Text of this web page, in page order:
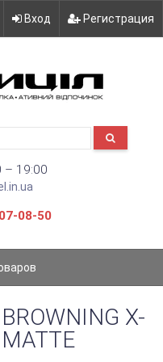
Вход Регистрация
– 19:00
08-50
X-